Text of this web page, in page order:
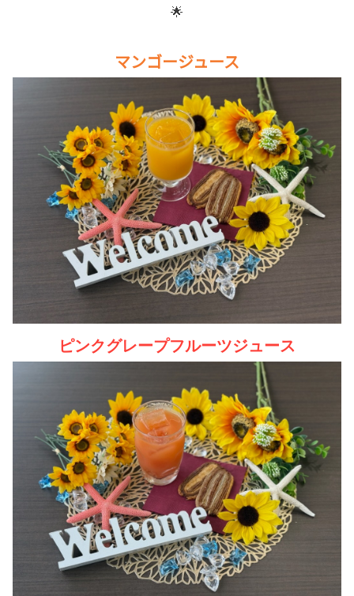
🌟
マンゴージュース
ピンクグレープフルーツジュース